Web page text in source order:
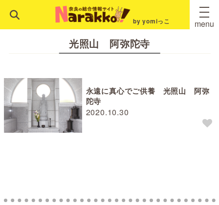
by yomiっこ menu
光照山 阿弥陀寺
2020.10.30
永遠に真心でご供養 光照山 阿弥
陀寺